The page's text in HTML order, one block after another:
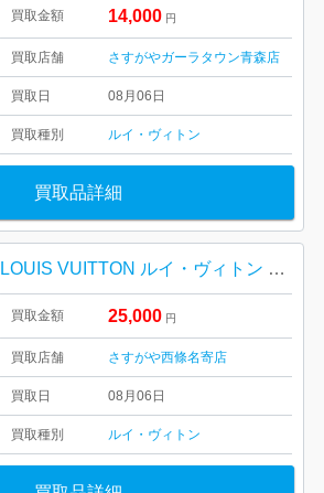
買取金額 14,000 円
買取店舗 さすがやガーラタウン青森店
買取日 08月06日
買取種別 ルイ・ヴィトン
買取品詳細
LOUIS VUITTON ルイ・ヴィトン ダミエ マレ N42240
買取金額 25,000 円
買取店舗 さすがや西條名寄店
買取日 08月06日
買取種別 ルイ・ヴィトン